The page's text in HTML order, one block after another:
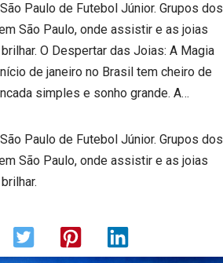
Paulo de Futebol Júnior. Grupos dos
São Paulo, onde assistir e as joias
O Despertar das Joias: A Magia
de janeiro no Brasil tem cheiro de
simples e sonho grande. A…
Paulo de Futebol Júnior. Grupos dos
São Paulo, onde assistir e as joias